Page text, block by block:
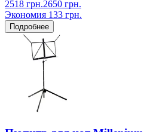
2518 грн.2650 грн.
Экономия 133 грн.
Подробнее